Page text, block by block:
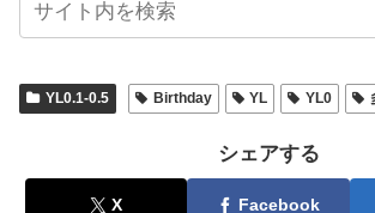
YL0.1-0.5 Birthday YL YL0
シェアする
X Facebook